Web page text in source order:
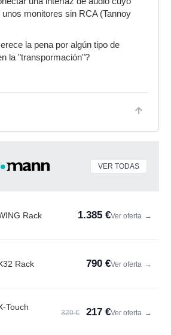
monitores sin RCA (Tannoy
la pena por algún tipo de
la "transpormación"?
VER TODAS
Rack 1.385 €Ver oferta →
Rack 790 €Ver oferta →
Touch
320 € 217 €Ver oferta →